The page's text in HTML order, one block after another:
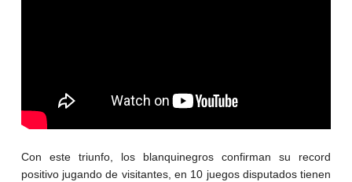
Con este triunfo, los blanquinegros confirman su record
positivo jugando de visitantes, en 10 juegos disputados tienen